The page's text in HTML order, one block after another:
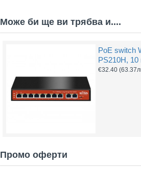
Може би ще ви трябва и....
PoE switch
PS210H, 10
€32.40
Промо оферти